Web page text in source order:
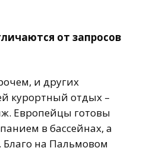
от запросов
и других
курортный отдых –
Европейцы готовы
в бассейнах, а
на Пальмовом